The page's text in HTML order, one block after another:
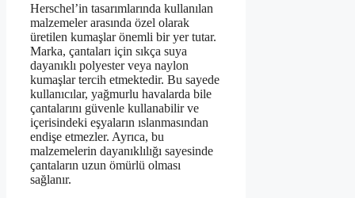
Herschel’in tasarımlarında kullanılan
malzemeler arasında özel olarak
üretilen kumaşlar önemli bir yer tutar.
Marka, çantaları için sıkça suya
dayanıklı polyester veya naylon
kumaşlar tercih etmektedir. Bu sayede
kullanıcılar, yağmurlu havalarda bile
çantalarını güvenle kullanabilir ve
içerisindeki eşyaların ıslanmasından
endişe etmezler. Ayrıca, bu
malzemelerin dayanıklılığı sayesinde
çantaların uzun ömürlü olması
sağlanır.